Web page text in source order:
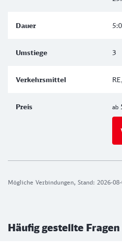
Mögliche Verbindungen, Stand: 2026-
3
ab
Häufig gestellte Fragen